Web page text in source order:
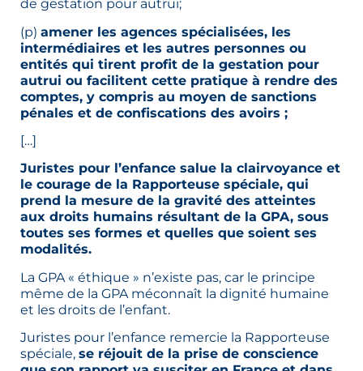
de gestation pour autrui;
(p) amener les agences spécialisées, les
intermédiaires et les autres personnes ou
entités qui tirent profit de la gestation pour
autrui ou facilitent cette pratique à rendre des
comptes, y compris au moyen de sanctions
pénales et de confiscations des avoirs ;
[…]
Juristes pour l’enfance salue la clairvoyance et
le courage de la Rapporteuse spéciale, qui
prend la mesure de la gravité des atteintes
aux droits humains résultant de la GPA, sous
toutes ses formes et quelles que soient ses
modalités.
La GPA « éthique » n’existe pas, car le principe
même de la GPA méconnaît la dignité humaine
et les droits de l’enfant.
Juristes pour l’enfance remercie la Rapporteuse
spéciale, se réjouit de la prise de conscience